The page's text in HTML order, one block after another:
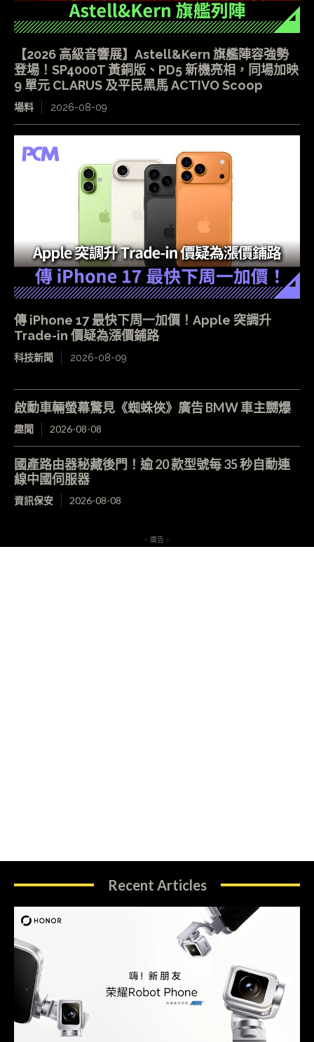
【2026 高級音響展】Astell&Kern 旗艦陣容強勢
登場！SP4000T 黃銅版、PD5 新機亮相，同場加映
9 單元 CLARUS 及平民黑馬 ACTIVO Scoop
場料 2026-08-09
傳 iPhone 17 最快下周一加價！Apple 突調升
Trade-in 價疑為漲價鋪路
科技新聞 2026-08-09
啟動車輛螢幕驚見《蜘蛛俠》廣告 BMW 車主嬲爆
趣聞 2026-08-08
國產路由器秘藏後門！逾 20 款型號每 35 秒自動連
線中國伺服器
資訊保安 2026-08-08
- 廣告 -
Recent Articles